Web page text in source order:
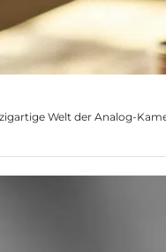
Welt der Analog-